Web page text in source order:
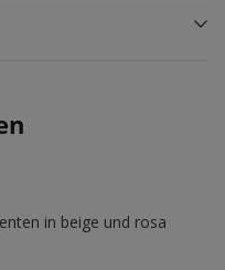
in beige und rosa